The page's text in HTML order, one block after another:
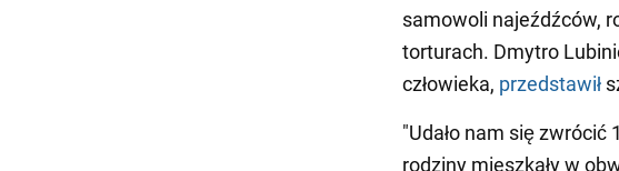
samowoli najeźdźców,
torturach. Dmytro
człowieka, przedstawił
"Udało nam się zwrócić
rodziny mieszkały w